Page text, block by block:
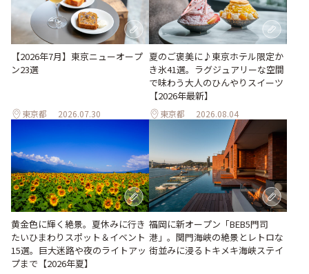
【2026年7月】東京ニューオープ
ン23選
東京都 2026.07.30
夏のご褒美に♪東京ホテル限定か
き氷41選。ラグジュアリーな空間
で味わう大人のひんやりスイーツ
【2026年最新】
東京都 2026.08.04
黄金色に輝く絶景。夏休みに行き
たいひまわりスポット＆イベント
15選。巨大迷路や夜のライトアッ
プまで【2026年夏】
福岡に新オープン「BEB5門司
港」。関門海峡の絶景とレトロな
街並みに浸るトキメキ海峡ステイ